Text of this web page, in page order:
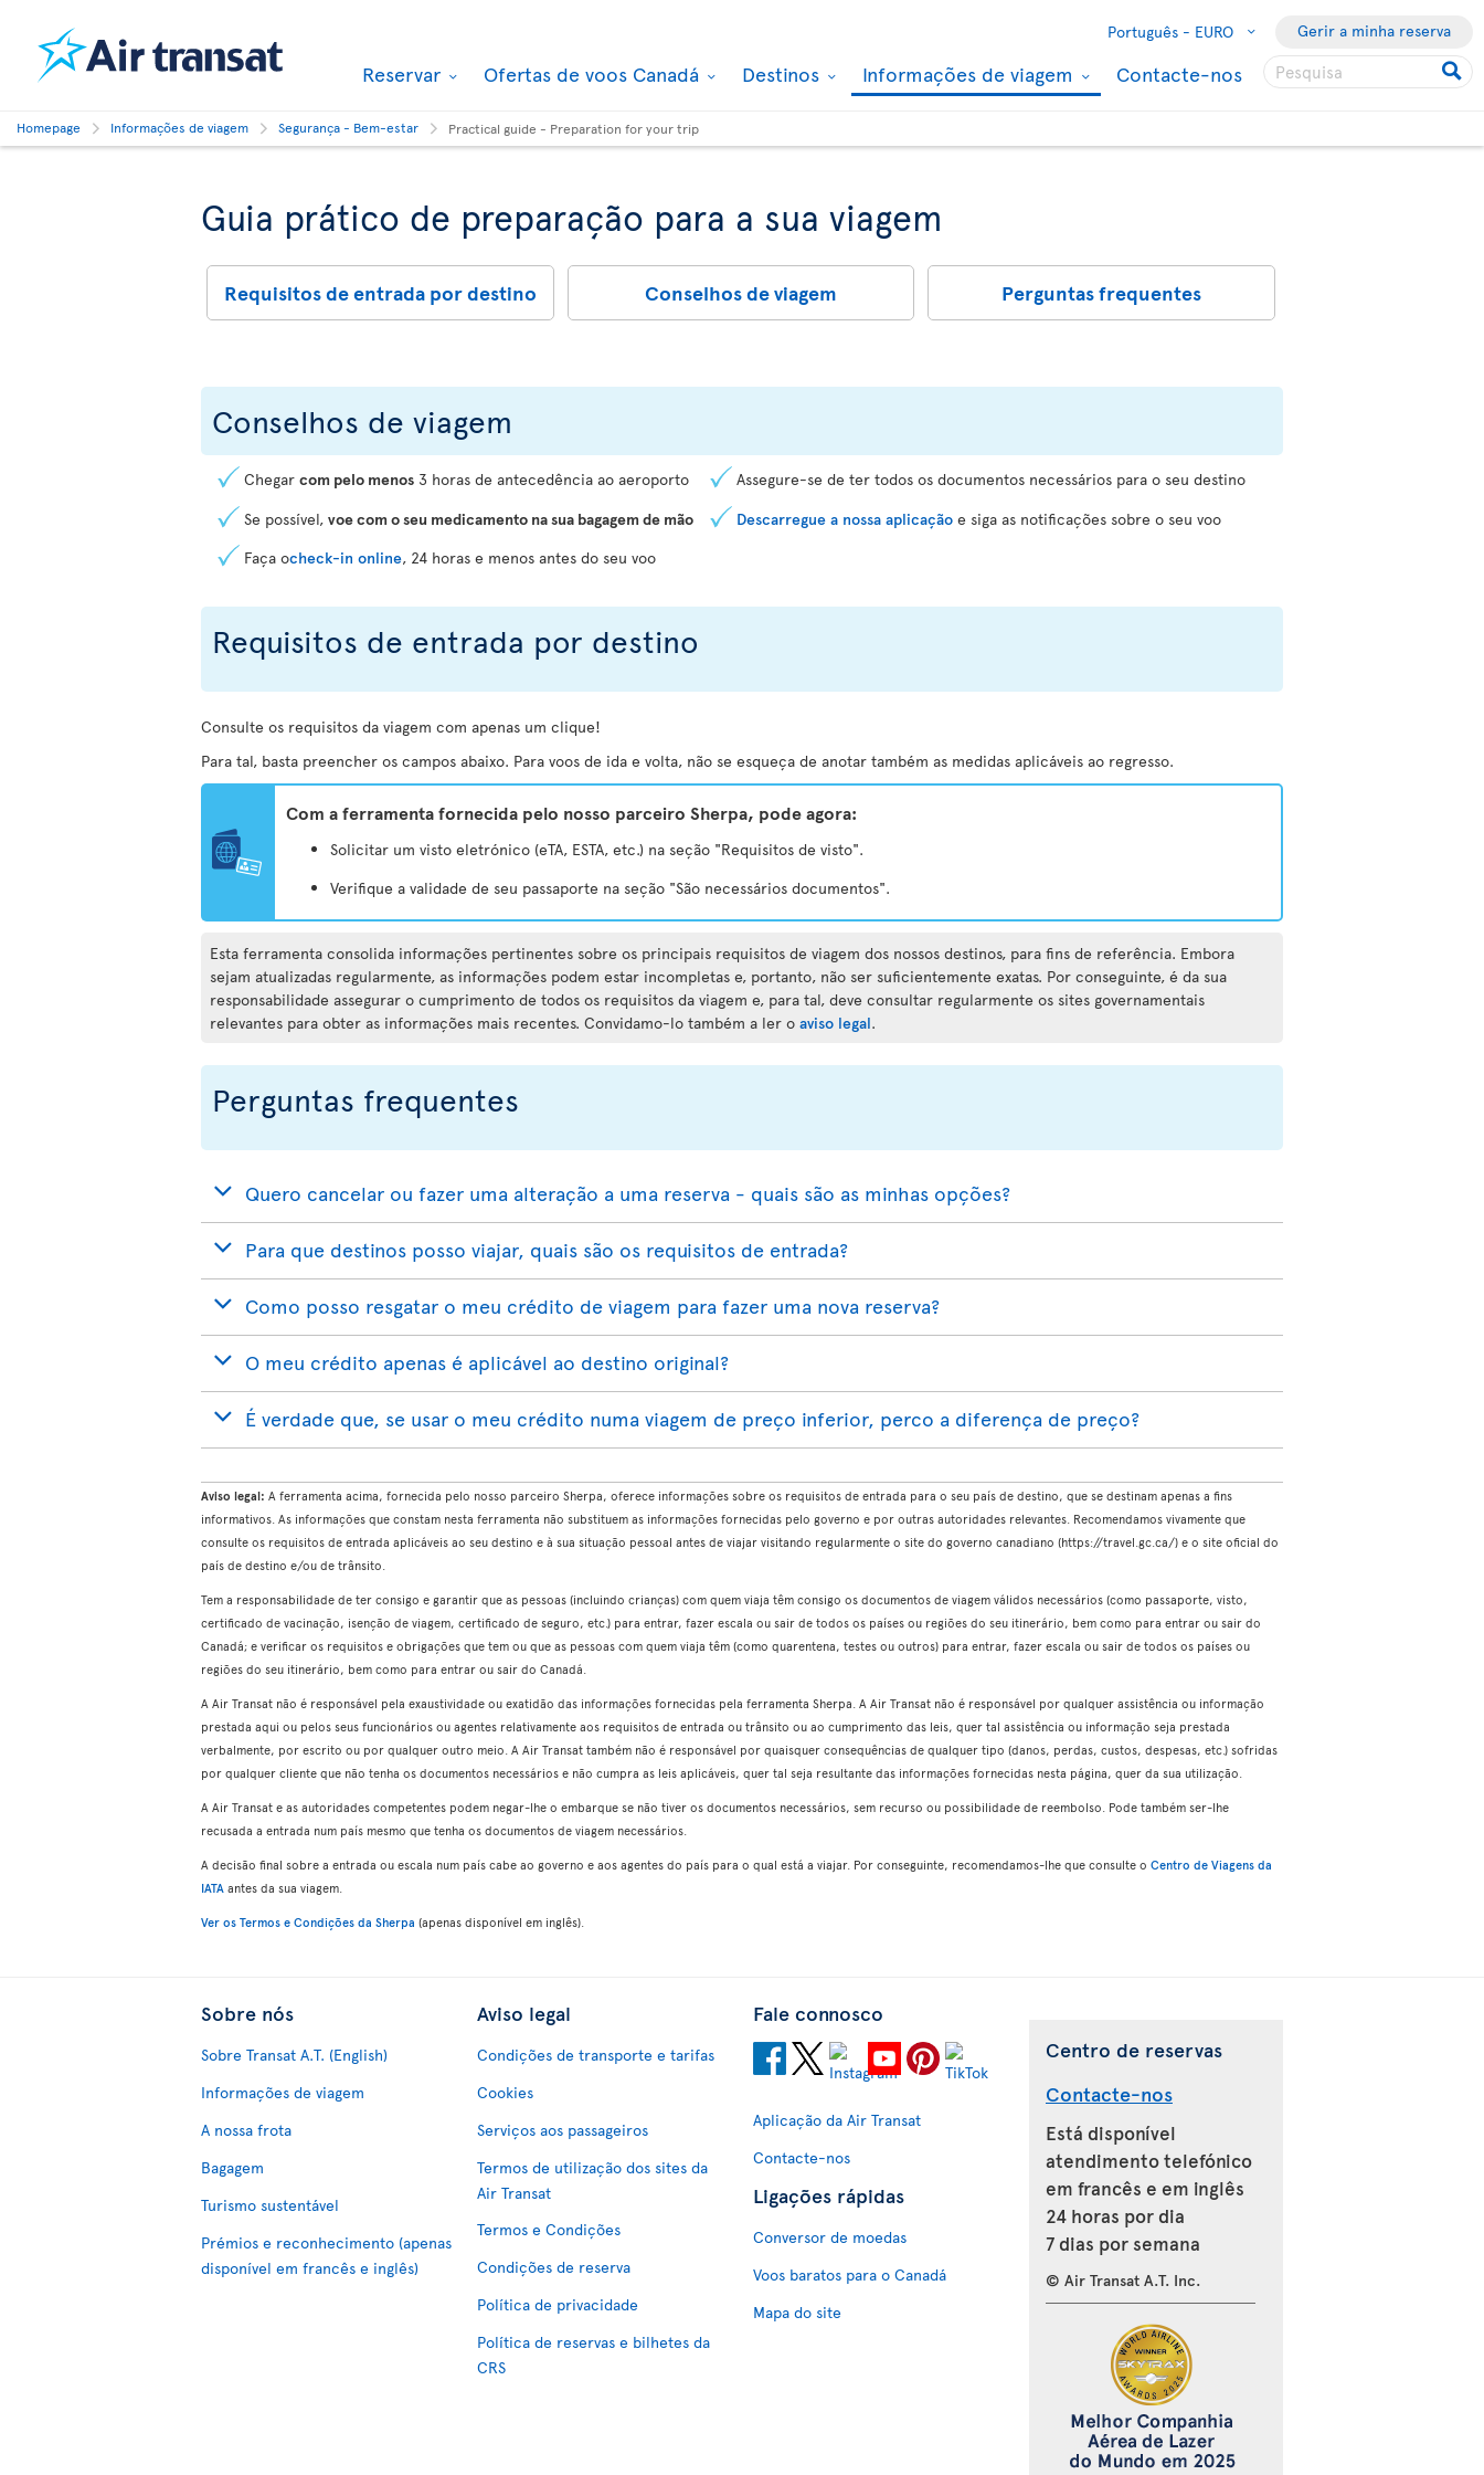
Português - EURO Gerir a minha reserva
Reservar Ofertas de voos Canadá Destinos Informações de viagem Contacte-nos
Homepage Informações de viagem Segurança - Bem-estar Practical guide - Preparation for your trip
Guia prático de preparação para a sua viagem
Requisitos de entrada por destino Conselhos de viagem Perguntas frequentes
Conselhos de viagem
Chegar com pelo menos 3 horas de antecedência ao aeroporto
Se possível, voe com o seu medicamento na sua bagagem de mão
Faça ocheck-in online, 24 horas e menos antes do seu voo
Assegure-se de ter todos os documentos necessários para o seu destino
Descarregue a nossa aplicação e siga as notificações sobre o seu voo
Requisitos de entrada por destino
Consulte os requisitos da viagem com apenas um clique!
Para tal, basta preencher os campos abaixo. Para voos de ida e volta, não se esqueça de anotar também as medidas aplicáveis ao regresso.
Com a ferramenta fornecida pelo nosso parceiro Sherpa, pode agora:
Solicitar um visto eletrónico (eTA, ESTA, etc.) na seção "Requisitos de visto".
Verifique a validade de seu passaporte na seção "São necessários documentos".
Esta ferramenta consolida informações pertinentes sobre os principais requisitos de viagem dos nossos destinos, para fins de referência. Embora
sejam atualizadas regularmente, as informações podem estar incompletas e, portanto, não ser suficientemente exatas. Por conseguinte, é da sua
responsabilidade assegurar o cumprimento de todos os requisitos da viagem e, para tal, deve consultar regularmente os sites governamentais
relevantes para obter as informações mais recentes. Convidamo-lo também a ler o aviso legal.
Perguntas frequentes
Quero cancelar ou fazer uma alteração a uma reserva - quais são as minhas opções?
Para que destinos posso viajar, quais são os requisitos de entrada?
Como posso resgatar o meu crédito de viagem para fazer uma nova reserva?
O meu crédito apenas é aplicável ao destino original?
É verdade que, se usar o meu crédito numa viagem de preço inferior, perco a diferença de preço?
Aviso legal: A ferramenta acima, fornecida pelo nosso parceiro Sherpa, oferece informações sobre os requisitos de entrada para o seu país de destino, que se destinam apenas a fins
informativos. As informações que constam nesta ferramenta não substituem as informações fornecidas pelo governo e por outras autoridades relevantes. Recomendamos vivamente que
consulte os requisitos de entrada aplicáveis ao seu destino e à sua situação pessoal antes de viajar visitando regularmente o site do governo canadiano (https://travel.gc.ca/) e o site oficial do
país de destino e/ou de trânsito.
Tem a responsabilidade de ter consigo e garantir que as pessoas (incluindo crianças) com quem viaja têm consigo os documentos de viagem válidos necessários (como passaporte, visto,
certificado de vacinação, isenção de viagem, certificado de seguro, etc.) para entrar, fazer escala ou sair de todos os países ou regiões do seu itinerário, bem como para entrar ou sair do
Canadá; e verificar os requisitos e obrigações que tem ou que as pessoas com quem viaja têm (como quarentena, testes ou outros) para entrar, fazer escala ou sair de todos os países ou
regiões do seu itinerário, bem como para entrar ou sair do Canadá.
A Air Transat não é responsável pela exaustividade ou exatidão das informações fornecidas pela ferramenta Sherpa. A Air Transat não é responsável por qualquer assistência ou informação
prestada aqui ou pelos seus funcionários ou agentes relativamente aos requisitos de entrada ou trânsito ou ao cumprimento das leis, quer tal assistência ou informação seja prestada
verbalmente, por escrito ou por qualquer outro meio. A Air Transat também não é responsável por quaisquer consequências de qualquer tipo (danos, perdas, custos, despesas, etc.) sofridas
por qualquer cliente que não tenha os documentos necessários e não cumpra as leis aplicáveis, quer tal seja resultante das informações fornecidas nesta página, quer da sua utilização.
A Air Transat e as autoridades competentes podem negar-lhe o embarque se não tiver os documentos necessários, sem recurso ou possibilidade de reembolso. Pode também ser-lhe
recusada a entrada num país mesmo que tenha os documentos de viagem necessários.
A decisão final sobre a entrada ou escala num país cabe ao governo e aos agentes do país para o qual está a viajar. Por conseguinte, recomendamos-lhe que consulte o Centro de Viagens da
IATA antes da sua viagem.
Ver os Termos e Condições da Sherpa (apenas disponível em inglês).
Sobre nós
Sobre Transat A.T. (English)
Informações de viagem
A nossa frota
Bagagem
Turismo sustentável
Prémios e reconhecimento (apenas
disponível em francês e inglês)
Aviso legal
Condições de transporte e tarifas
Cookies
Serviços aos passageiros
Termos de utilização dos sites da
Air Transat
Termos e Condições
Condições de reserva
Política de privacidade
Política de reservas e bilhetes da
CRS
Fale connosco
Aplicação da Air Transat
Contacte-nos
Ligações rápidas
Conversor de moedas
Voos baratos para o Canadá
Mapa do site
Centro de reservas
Contacte-nos
Está disponível
atendimento telefónico
em francês e em inglês
24 horas por dia
7 dias por semana
© Air Transat A.T. Inc.